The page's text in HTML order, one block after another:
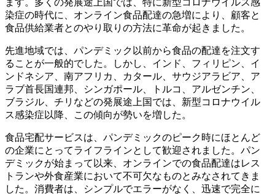
染症の時代に、オンライン食品配達の急増により、顧客と
食品供給業者とのやり取りの方法に革命が起きました。
先進地域では、パンデミック以前から食品の配達を注文す
ることが一般的でした。しかし、インド、フィリピン、イ
ンドネシア、南アフリカ、カタール、サウジアラビア、ア
ラブ首長国連邦、シンガポール、トルコ、アルゼンチン、
ブラジル、チリなどの発展途上国では、新型コロナウイル
ス感染症以降、この傾向が勢いを増した。
食品宅配サービスは、パンデミックのピーク時にほとんど
の企業にとってライフラインとして歓迎されました。パン
デミックが始まって以来、オンラインでの食品配達はレス
トランや外食産業において不可欠なものとみなされてきま
した。消費者は、シンプルでエラーがなく、迅速で完全に